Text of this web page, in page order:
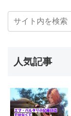
人気記事